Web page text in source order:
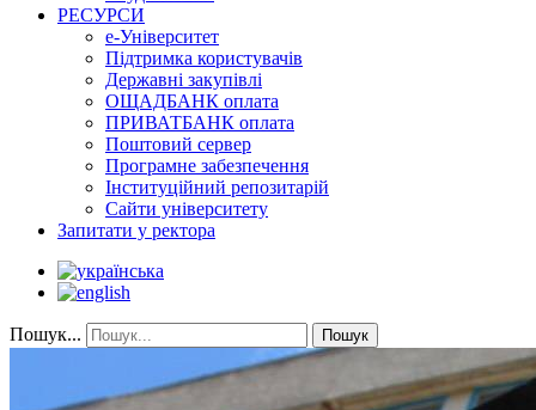
РЕСУРСИ
е-Університет
Підтримка користувачів
Державні закупівлі
ОЩАДБАНК оплата
ПРИВАТБАНК оплата
Поштовий сервер
Програмне забезпечення
Інституційний репозитарій
Сайти університету
Запитати у ректора
Пошук... Пошук